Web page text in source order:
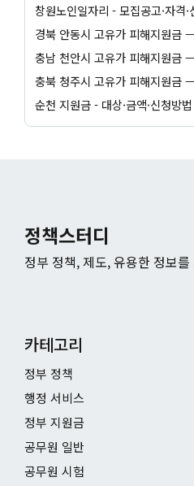
순천 지원금 - 대상·금액·신청방
정책스터디
정부 정책, 제도, 유용한 정보
카테고리
정부 정책
행정 서비스
정부 지원금
공무원 일반
공무원 시험